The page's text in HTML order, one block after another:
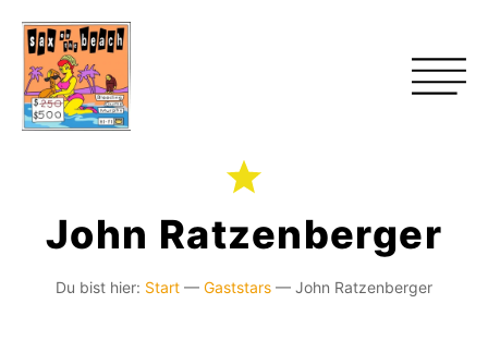
John Ratzenberger
Du bist hier: Start — Gaststars — John Ratzenberger